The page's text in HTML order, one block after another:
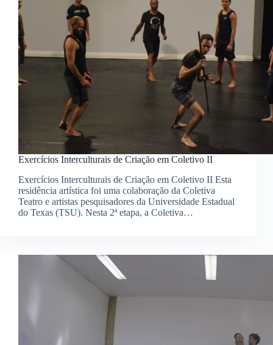
Exercícios Interculturais de Criação em Coletivo II
Exercícios Interculturais de Criação em Coletivo II Esta
residência artística foi uma colaboração da Coletiva
Teatro e artistas pesquisadores da Universidade Estadual
do Texas (TSU). Nesta 2ª etapa, a Coletiva…